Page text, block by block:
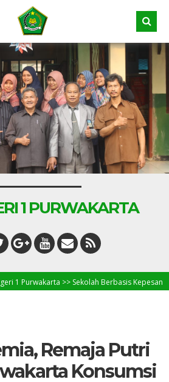
1 PURWAKARTA
Sekolah Berbasis Kepesantrenan >>
tanggal 11 Juli 2017
Remaja Putri
Konsumsi